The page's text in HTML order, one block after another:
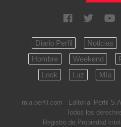
Diario Perfil Noticias
Hombre
Weekend
Look
Luz Mía
mia.perfil.com - Editorial Perfil
Todos los
Registro de Propiedad